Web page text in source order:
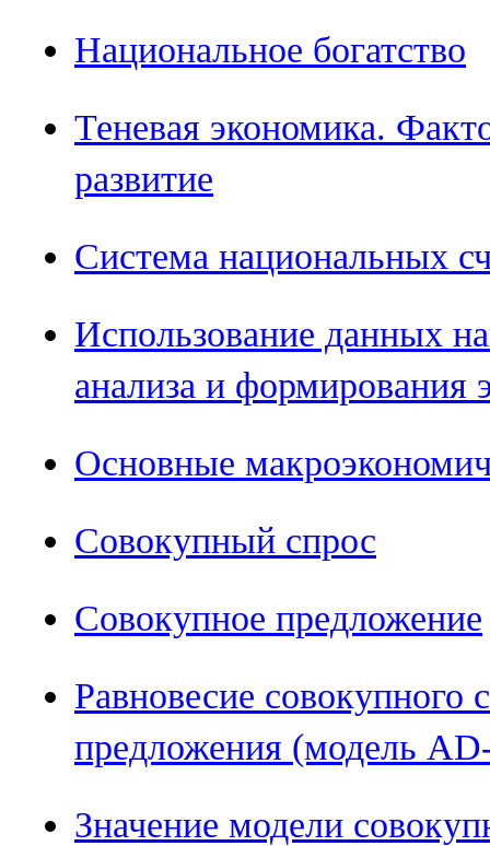
Национальное богатство
Теневая экономика.
развитие
Система национальных
Использование данных
анализа и формирования
Основные
Совокупный спрос
Совокупное предложение
Равновесие совокупного
предложения (модель
Значение модели